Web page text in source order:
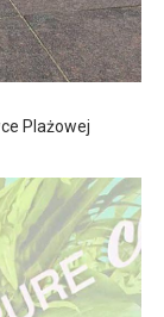
Plażowej